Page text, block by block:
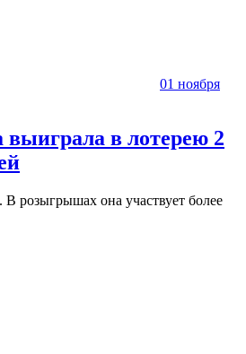
01 ноября
выиграла в лотерею 2
В розыгрышах она участвует более